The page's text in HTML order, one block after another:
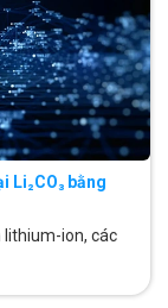
Li₂CO₃ bằng
lithium-ion, các